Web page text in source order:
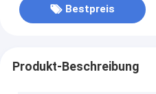
Bestpreis
Produkt-Beschreibung